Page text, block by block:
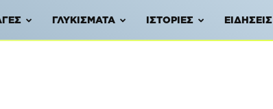
ΓΛΥΚΊΣΜΑΤΑ ΙΣΤΟΡΊΕΣ ΕΙΔΉΣΕΙΣ